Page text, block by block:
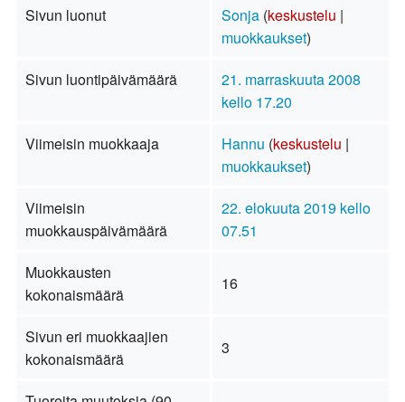
Sivun luonut Sonja (keskustelu |
muokkaukset)
Sivun luontipäivämäärä
21. marraskuuta 2008
kello 17.20
Viimeisin muokkaaja
Hannu (keskustelu |
muokkaukset)
Viimeisin
muokkauspäivämäärä
22. elokuuta 2019 kello
07.51
Muokkausten
kokonaismäärä
16
Sivun eri muokkaajien
kokonaismäärä
3